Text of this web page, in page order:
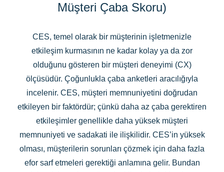
Müşteri Çaba Skoru)
CES, temel olarak bir müşterinin işletmenizle
etkileşim kurmasının ne kadar kolay ya da zor
olduğunu gösteren bir müşteri deneyimi (CX)
ölçüsüdür. Çoğunlukla çaba anketleri aracılığıyla
incelenir. CES, müşteri memnuniyetini doğrudan
etkileyen bir faktördür; çünkü daha az çaba gerektiren
etkileşimler genellikle daha yüksek müşteri
memnuniyeti ve sadakati ile ilişkilidir. CES’in yüksek
olması, müşterilerin sorunları çözmek için daha fazla
efor sarf etmeleri gerektiği anlamına gelir. Bundan